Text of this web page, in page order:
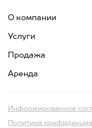
О компании
Услуги
Продажа
Аренда
Информированное
Политика